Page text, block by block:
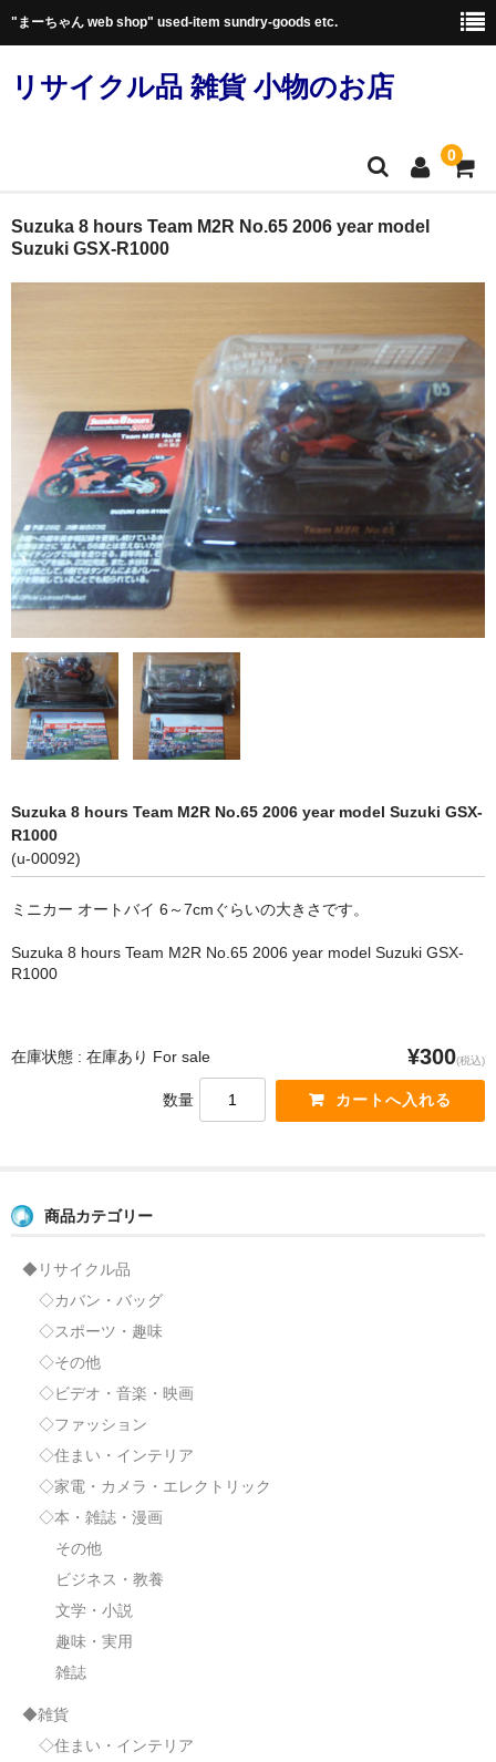
"まーちゃん web shop" used-item sundry-goods etc.
リサイクル品 雑貨 小物のお店
0
ホーム
◇家電・カメラ・エレクトリック
◇本・雑誌・漫画
趣味・実用
雑誌
漫画・コミックス
ビジネス・教養
文学・小説
その他
◇ビデオ・音楽・映画
◇カバン・バッグ
◇スポーツ・趣味
◇その他
◆雑貨
◇住まい・インテリア
プライバシーポリシー
オーナーの紹介
お問い合わせ 当サイトについて
お知らせ
Suzuka 8 hours Team M2R No.65 2006 year model
Suzuki GSX-R1000
Suzuka 8 hours Team M2R No.65 2006 year model Suzuki GSX-
R1000
(u-00092)
ミニカー オートバイ 6～7cmぐらいの大きさです。
Suzuka 8 hours Team M2R No.65 2006 year model Suzuki GSX-
R1000
在庫状態 : 在庫あり For sale ¥300(税込)
数量
商品カテゴリー
◆リサイクル品
◇カバン・バッグ
◇スポーツ・趣味
◇その他
◇ビデオ・音楽・映画
◇ファッション
◇住まい・インテリア
◇家電・カメラ・エレクトリック
◇本・雑誌・漫画
その他
ビジネス・教養
文学・小説
趣味・実用
雑誌
◆雑貨
◇住まい・インテリア